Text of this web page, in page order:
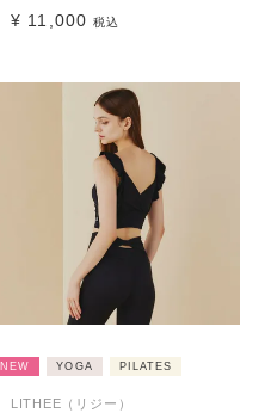
¥ 11,000 税込
NEW YOGA PILATES
LITHEE（リジー）